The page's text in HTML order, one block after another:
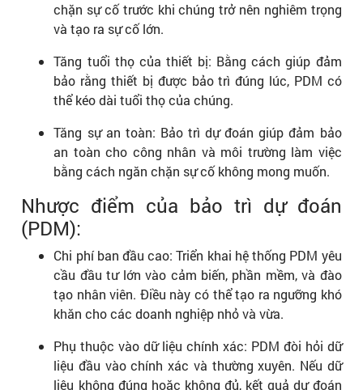
chặn sự cố trước khi chúng trở nên nghiêm trọng
và tạo ra sự cố lớn.
Tăng tuổi thọ của thiết bị: Bằng cách giúp đảm
bảo rằng thiết bị được bảo trì đúng lúc, PDM có
thể kéo dài tuổi thọ của chúng.
Tăng sự an toàn: Bảo trì dự đoán giúp đảm bảo
an toàn cho công nhân và môi trường làm việc
bằng cách ngăn chặn sự cố không mong muốn.
Nhược điểm của bảo trì dự đoán
(PDM):
Chi phí ban đầu cao: Triển khai hệ thống PDM yêu
cầu đầu tư lớn vào cảm biến, phần mềm, và đào
tạo nhân viên. Điều này có thể tạo ra ngưỡng khó
khăn cho các doanh nghiệp nhỏ và vừa.
Phụ thuộc vào dữ liệu chính xác: PDM đòi hỏi dữ
liệu đầu vào chính xác và thường xuyên. Nếu dữ
liệu không đúng hoặc không đủ, kết quả dự đoán